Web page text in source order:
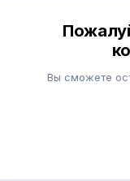
Вы сможете